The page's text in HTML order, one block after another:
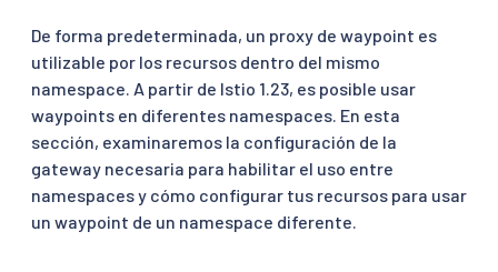
De forma predeterminada, un proxy de waypoint es
utilizable por los recursos dentro del mismo
namespace. A partir de Istio 1.23, es posible usar
waypoints en diferentes namespaces. En esta
sección, examinaremos la configuración de la
gateway necesaria para habilitar el uso entre
namespaces y cómo configurar tus recursos para usar
un waypoint de un namespace diferente.